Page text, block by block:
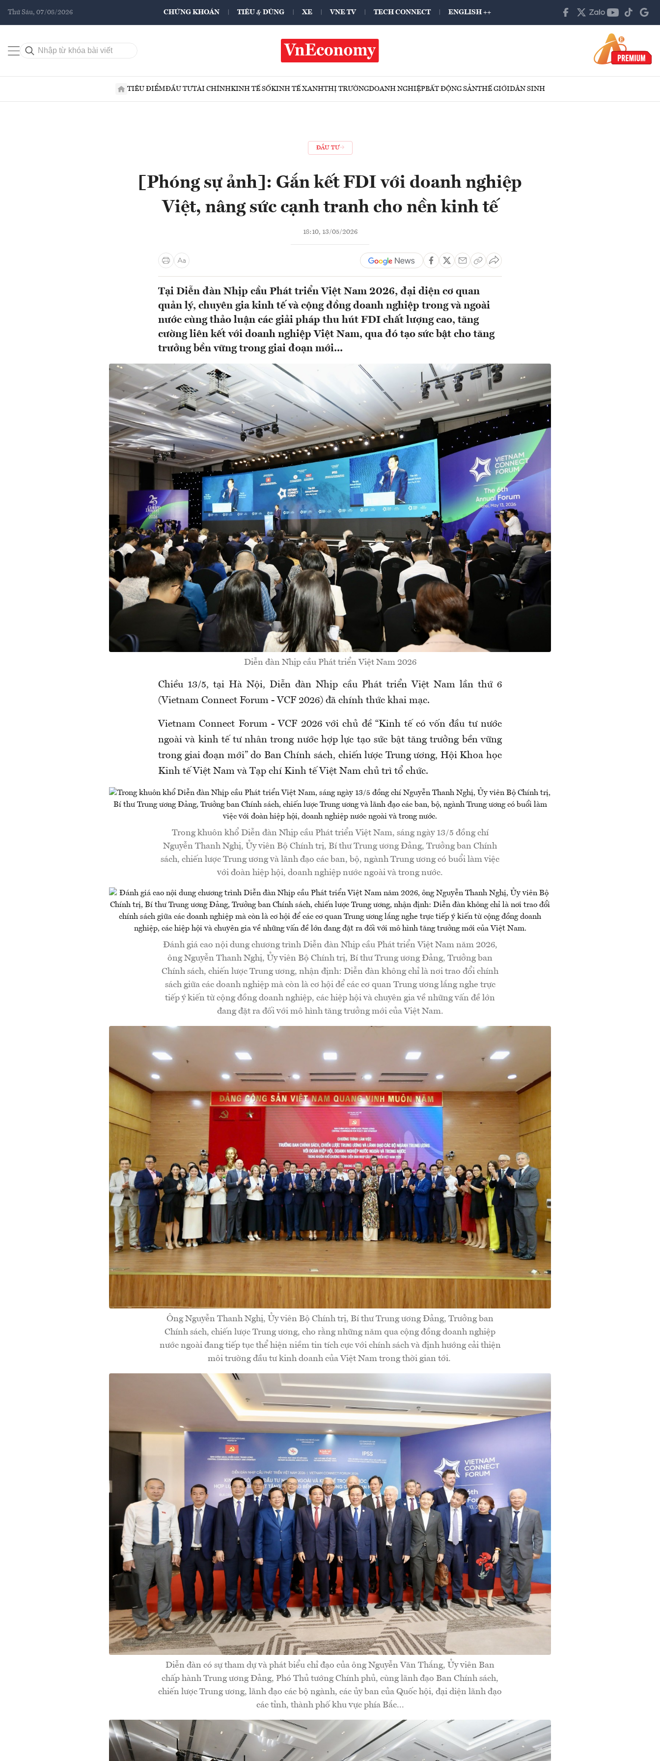
Thứ Sáu, 07/08/2026 CHỨNG KHOÁN TIÊU & DÙNG XE VNE TV TECH CONNECT ENGLISH ++
TIÊU ĐIỂMĐẦU TƯTÀI CHÍNHKINH TẾ SỐKINH TẾ XANHTHỊ TRƯỜNGDOANH NGHIỆPBẤT ĐỘNG SẢNTHẾ GIỚIDÂN SINH
ĐẦU TƯ
[Phóng sự ảnh]: Gắn kết FDI với doanh nghiệp
Việt, nâng sức cạnh tranh cho nền kinh tế
18:10, 13/05/2026
Tại Diễn đàn Nhịp cầu Phát triển Việt Nam 2026, đại diện cơ quan
quản lý, chuyên gia kinh tế và cộng đồng doanh nghiệp trong và ngoài
nước cùng thảo luận các giải pháp thu hút FDI chất lượng cao, tăng
cường liên kết với doanh nghiệp Việt Nam, qua đó tạo sức bật cho tăng
trưởng bền vững trong giai đoạn mới...
Diễn đàn Nhịp cầu Phát triển Việt Nam 2026
Chiều 13/5, tại Hà Nội, Diễn đàn Nhịp cầu Phát triển Việt Nam lần thứ 6
(Vietnam Connect Forum - VCF 2026) đã chính thức khai mạc.
Vietnam Connect Forum - VCF 2026 với chủ đề “Kinh tế có vốn đầu tư nước
ngoài và kinh tế tư nhân trong nước hợp lực tạo sức bật tăng trưởng bền vững
trong giai đoạn mới” do Ban Chính sách, chiến lược Trung ương, Hội Khoa học
Kinh tế Việt Nam và Tạp chí Kinh tế Việt Nam chủ trì tổ chức.
Trong khuôn khổ Diễn đàn Nhịp cầu Phát triển Việt Nam, sáng ngày 13/5 đồng chí
Nguyễn Thanh Nghị, Ủy viên Bộ Chính trị, Bí thư Trung ương Đảng, Trưởng ban Chính
sách, chiến lược Trung ương và lãnh đạo các ban, bộ, ngành Trung ương có buổi làm việc
với đoàn hiệp hội, doanh nghiệp nước ngoài và trong nước.
Đánh giá cao nội dung chương trình Diễn đàn Nhịp cầu Phát triển Việt Nam năm 2026,
ông Nguyễn Thanh Nghị, Ủy viên Bộ Chính trị, Bí thư Trung ương Đảng, Trưởng ban
Chính sách, chiến lược Trung ương, nhận định: Diễn đàn không chỉ là nơi trao đổi chính
sách giữa các doanh nghiệp mà còn là cơ hội để các cơ quan Trung ương lắng nghe trực
tiếp ý kiến từ cộng đồng doanh nghiệp, các hiệp hội và chuyên gia về những vấn đề lớn
đang đặt ra đối với mô hình tăng trưởng mới của Việt Nam.
Ông Nguyễn Thanh Nghị, Ủy viên Bộ Chính trị, Bí thư Trung ương Đảng, Trưởng ban
Chính sách, chiến lược Trung ương, cho rằng những năm qua cộng đồng doanh nghiệp
nước ngoài đang tiếp tục thể hiện niềm tin tích cực với chính sách và định hướng cải thiện
môi trường đầu tư kinh doanh của Việt Nam trong thời gian tới.
Diễn đàn có sự tham dự và phát biểu chỉ đạo của ông Nguyễn Văn Thắng, Ủy viên Ban
chấp hành Trung ương Đảng, Phó Thủ tướng Chính phủ, cùng lãnh đạo Ban Chính sách,
chiến lược Trung ương, lãnh đạo các bộ ngành, các ủy ban của Quốc hội, đại diện lãnh đạo
các tỉnh, thành phố khu vực phía Bắc...